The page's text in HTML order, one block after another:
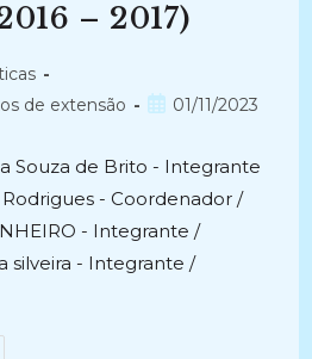
– 2017)
de extensão
Post01/11/2023
Souza de Brito - Integrante
- Coordenador /
- Integrante /
silveira - Integrante /